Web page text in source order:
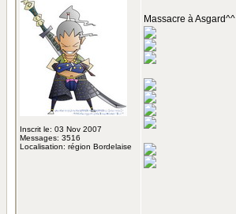
Inscrit le: 03 Nov 2007
Messages: 3516
Localisation: région Bordelaise
Massacre à Asgard^^